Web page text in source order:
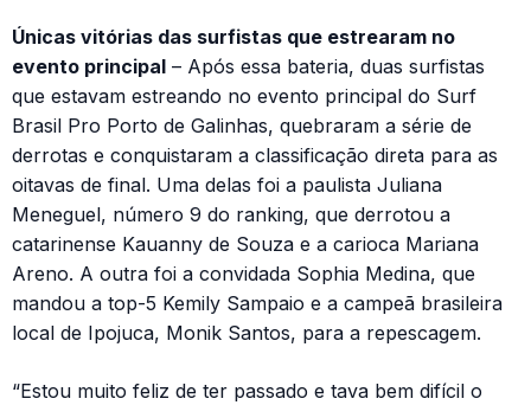
Únicas vitórias das surfistas que estrearam no
evento principal – Após essa bateria, duas surfistas
que estavam estreando no evento principal do Surf
Brasil Pro Porto de Galinhas, quebraram a série de
derrotas e conquistaram a classificação direta para as
oitavas de final. Uma delas foi a paulista Juliana
Meneguel, número 9 do ranking, que derrotou a
catarinense Kauanny de Souza e a carioca Mariana
Areno. A outra foi a convidada Sophia Medina, que
mandou a top-5 Kemily Sampaio e a campeã brasileira
local de Ipojuca, Monik Santos, para a repescagem.
“Estou muito feliz de ter passado e tava bem difícil o